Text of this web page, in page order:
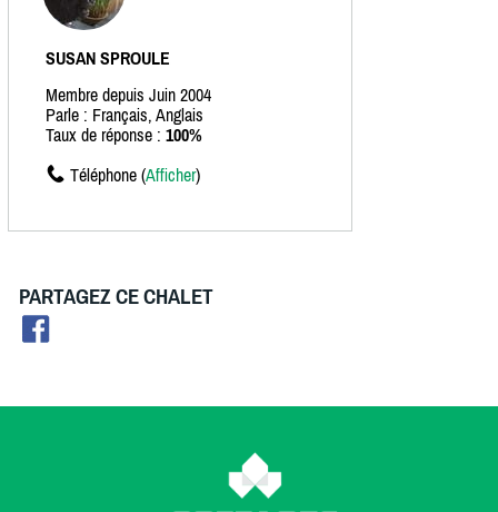
SUSAN SPROULE
Membre depuis Juin 2004
Parle : Français, Anglais
Taux de réponse : 100%
Téléphone (Afficher)
PARTAGEZ CE CHALET